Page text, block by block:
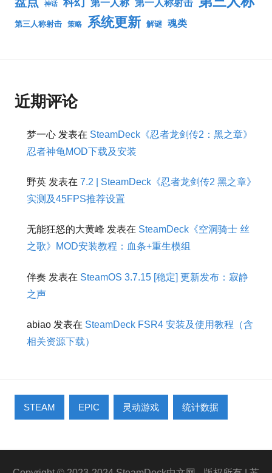
神话 科幻 第一人称 第一人称射击
第三人称射击 策略 系统更新 解谜 魂类
近期评论
梦一心 发表在 SteamDeck《忍者龙剑传2：黑之章》
忍者神龟MOD下载及安装
野英 发表在 7.2 | SteamDeck《忍者龙剑传2 黑之章》
实测及45FPS推荐设置
无能狂怒的大黄峰 发表在 SteamDeck《空洞骑士 丝
之歌》MOD安装教程：血条+重生模组
伴奏 发表在 SteamOS 3.7.15 [稳定] 更新发布：寂静
之声
abiao 发表在 SteamDeck FSR4 安装及使用教程（含
相关资源下载）
STEAM EPIC 灵动游戏 统计数据